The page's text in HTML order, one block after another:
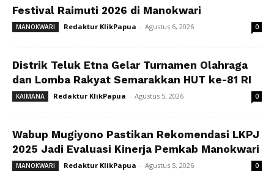
Festival Raimuti 2026 di Manokwari
MANOKWARI Redaktur KlikPapua - Agustus 6, 2026 0
Distrik Teluk Etna Gelar Turnamen Olahraga
dan Lomba Rakyat Semarakkan HUT ke-81 RI
KAIMANA Redaktur KlikPapua - Agustus 5, 2026 0
Wabup Mugiyono Pastikan Rekomendasi LKPJ
2025 Jadi Evaluasi Kinerja Pemkab Manokwari
MANOKWARI Redaktur KlikPapua - Agustus 5, 2026 0